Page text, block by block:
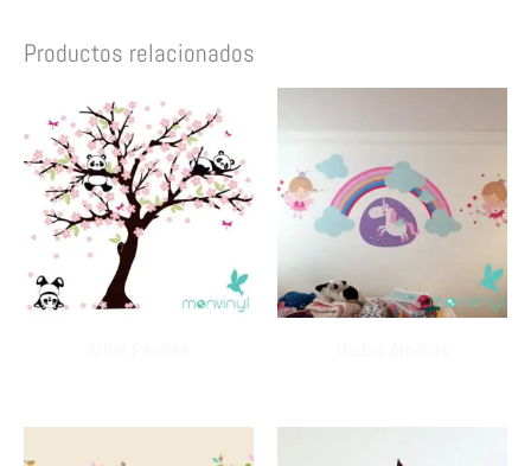
Productos relacionados